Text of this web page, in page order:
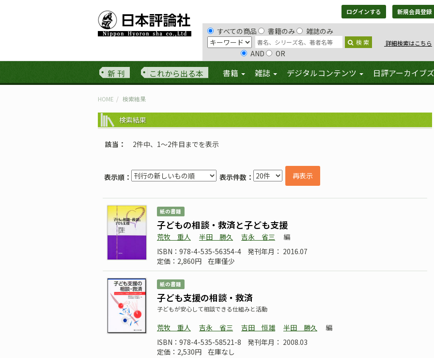
ログインする 新規会員登録
すべての商品 書籍のみ 雑誌のみ
検 索 詳細検索はこちら
AND OR
新 刊 これから出る本 書籍 雑誌 デジタルコンテンツ 日評アーカイブズ
HOME 検索結果
検索結果
該当 2件中、1〜2件目までを表示
表示順： 表示件数： 再表示
紙の書籍
子どもの相談・救済と子ども支援
荒牧 重人 半田 勝久 吉永 省三
編
ISBN：978-4-535-56354-4
発刊年月： 2016.07
定価：2,860円
在庫僅少
紙の書籍
子ども支援の相談・救済
子どもが安心して相談できる仕組みと活動
荒牧 重人 吉永 省三 吉田 恒雄 半田 勝久
編
ISBN：978-4-535-58521-8
発刊年月： 2008.03
定価：2,530円
在庫なし